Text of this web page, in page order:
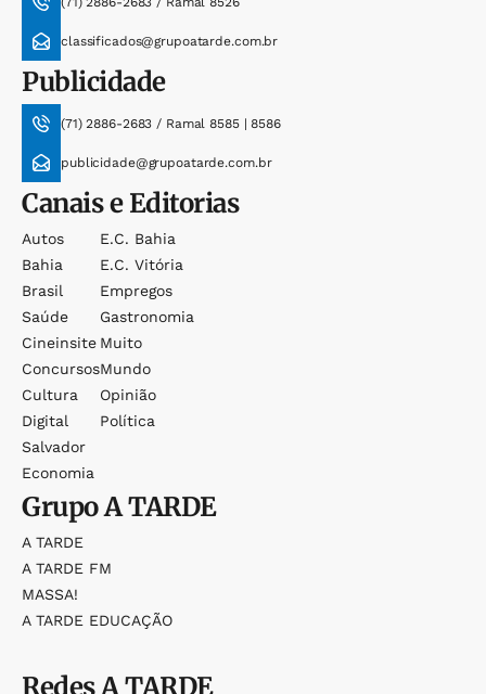
classificados@grupoatarde.com.br
Publicidade
(71) 2886-2683 / Ramal 8585 | 8586
publicidade@grupoatarde.com.br
Canais e Editorias
Autos
Bahia
Brasil
Saúde
Cineinsite
Concursos
Cultura
Digital
Salvador
Economia
E.c. Bahia
E.c. Vitória
Empregos
Gastronomia
Muito
Mundo
Opinião
Política
GrupoA TARDE
A TARDE
A TARDE FM
MASSA!
A TARDE EDUCAÇÃO
RedesA TARDE